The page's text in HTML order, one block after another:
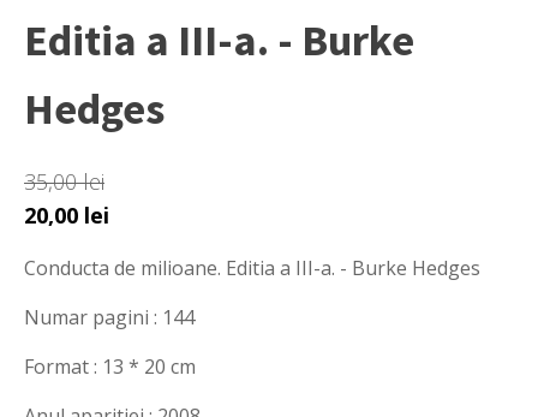
Editia a III-a. - Burke
Hedges
35,00lei
Prețul
a
fost:
20,00 lei
este:
20,00 lei.
Conducta de milioane. Editia a III-a. - Burke Hedges
Numar pagini : 144
Format : 13 * 20 cm